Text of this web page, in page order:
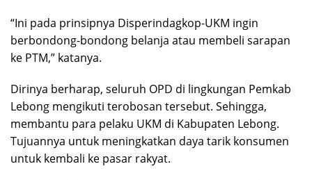
“Ini pada prinsipnya Disperindagkop-UKM ingin
berbondong-bondong belanja atau membeli sarapan
ke PTM,” katanya.
Dirinya berharap, seluruh OPD di lingkungan Pemkab
Lebong mengikuti terobosan tersebut. Sehingga,
membantu para pelaku UKM di Kabupaten Lebong.
Tujuannya untuk meningkatkan daya tarik konsumen
untuk kembali ke pasar rakyat.